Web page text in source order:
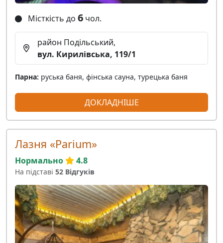
Місткість до 6 чол.
район Подільський,
вул. Кирилівська, 119/1
Парна: руська баня, фінська сауна, турецька баня
ДОКЛАДНІШЕ
Лазня «Parium»
Нормально 4.8
На підставі 52 Відгуків